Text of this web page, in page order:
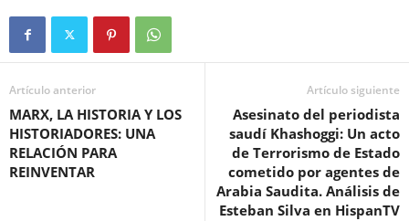
Artículo anterior
MARX, LA HISTORIA Y LOS
HISTORIADORES: UNA
RELACIÓN PARA
REINVENTAR
Artículo siguiente
Asesinato del periodista
saudí Khashoggi: Un acto
de Terrorismo de Estado
cometido por agentes de
Arabia Saudita. Análisis de
Esteban Silva en HispanTV